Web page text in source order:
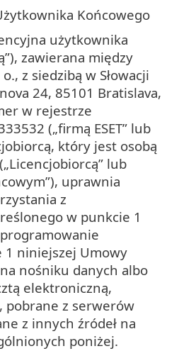
Końcowego
użytkownika
zawierana między
o., z siedzibą w Słowacji
24, 85101 Bratislava,
w rejestrze
(„firmą ESET” lub
który jest osobą
lub
uprawnia
z
w punkcie 1
1 niniejszej Umowy
nośniku danych albo
elektroniczną,
z serwerów
z innych źródeł na
poniżej.